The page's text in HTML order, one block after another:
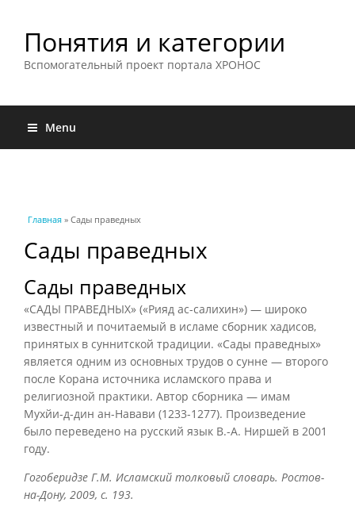
Понятия и категории
Вспомогательный проект портала ХРОНОС
Menu
Вы здесь
Главная » Сады праведных
Сады праведных
Сады праведных
«САДЫ ПРАВЕДНЫХ» («Рияд ас-салихин») — широко
известный и почитаемый в исламе сборник хадисов,
принятых в суннитской традиции. «Сады праведных»
является одним из основных трудов о сунне — второго
после Корана источника исламского права и
религиозной практики. Автор сборника — имам
Мухйи-д-дин ан-Навави (1233-1277). Произведение
было переведено на русский язык В.-А. Ниршей в 2001
году.
Гогоберидзе Г.М. Исламский толковый словарь. Ростов-
на-Дону, 2009, с. 193.